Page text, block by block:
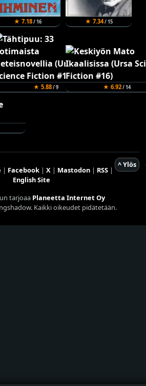
★ 7.18/ 16 ★ 7.34/ 15
★ 5.88/ 9 ★ 6.92/ 14
^ Ylös
| Facebook| X| Mastodon| RSS|
English Site
tarjoaa Planeetta Internet Oy
Kaikki oikeudet pidätetään.